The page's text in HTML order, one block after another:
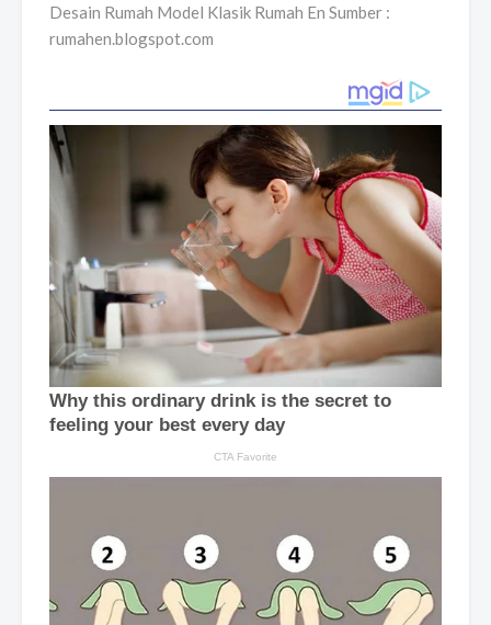
Desain Rumah Model Klasik Rumah En Sumber :
rumahen.blogspot.com